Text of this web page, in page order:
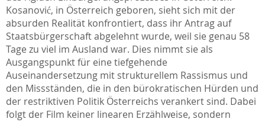
Kosanović, in Österreich geboren, sieht sich mit der
absurden Realität konfrontiert, dass ihr Antrag auf
Staatsbürgerschaft abgelehnt wurde, weil sie genau 58
Tage zu viel im Ausland war. Dies nimmt sie als
Ausgangspunkt für eine tiefgehende
Auseinandersetzung mit strukturellem Rassismus und
den Missständen, die in den bürokratischen Hürden und
der restriktiven Politik Österreichs verankert sind. Dabei
folgt der Film keiner linearen Erzählweise, sondern